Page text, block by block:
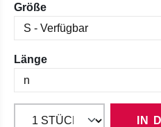
Größeauswählen
Längeauswählen
IN